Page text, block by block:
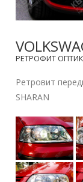
РЕТРОФИТ
Ретровит
SHARAN